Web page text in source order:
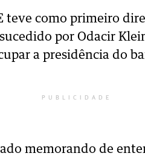
teve como primeiro
por Odacir
a presidência do
PUBLICIDADE
memorando de